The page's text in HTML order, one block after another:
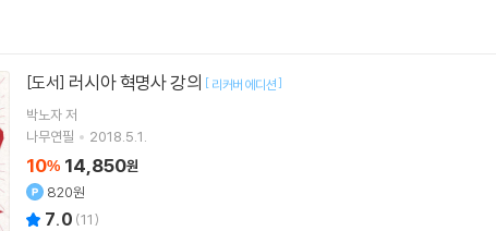
[도서] 러시아 혁명사 강의 [ 리커버 에디션]
박노자저
나무연필
2018.5.1.
10% 14,850원
820원
7.0 (11)